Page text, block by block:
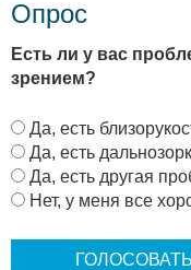
Опрос
Есть ли у вас
зрением?
В
а
р
и
Да, есть
Да, есть
Да, есть другая
Нет, у меня все